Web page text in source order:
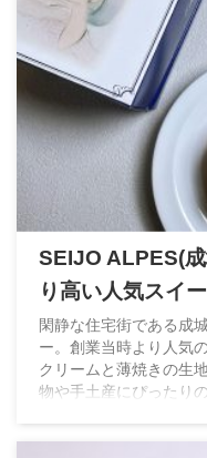
SEIJO ALPES(
り高い人気スイ
閑静な住宅街である成
ー。創業当時より人気
クリームと薄焼きの生
物や手土産にぴったり